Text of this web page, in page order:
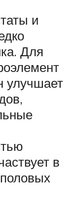
и
Для
улучшает
в